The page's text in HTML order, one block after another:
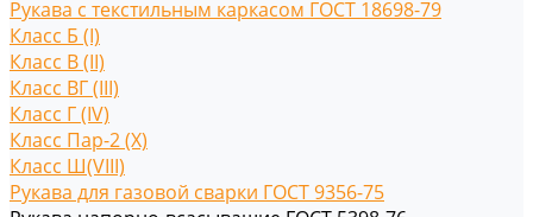
Рукава с текстильным каркасом ГОСТ 18698-79
Класс Б (I)
Класс В (II)
Класс ВГ (III)
Класс Г (IV)
Класс Пар-2 (X)
Класс Ш(VIII)
Рукава для газовой сварки ГОСТ 9356-75